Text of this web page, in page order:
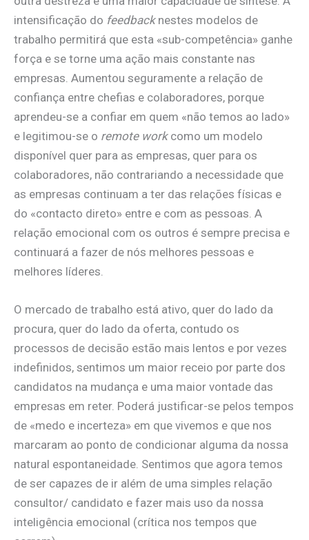
intensificação do feedbacknestes modelos de
trabalho permitirá que esta «sub-competência» ganhe
força e se torne uma ação mais constante nas
empresas. Aumentou seguramente a relação de
confiança entre chefias e colaboradores, porque
aprendeu-se a confiar em quem «não temos ao lado»
e legitimou-se o remote workcomo um modelo
disponível quer para as empresas, quer para os
colaboradores, não contrariando a necessidade que
as empresas continuam a ter das relações físicas e
do «contacto direto» entre e com as pessoas. A
relação emocional com os outros é sempre precisa e
continuará a fazer de nós melhores pessoas e
melhores líderes.
O mercado de trabalho está ativo, quer do lado da
procura, quer do lado da oferta, contudo os
processos de decisão estão mais lentos e por vezes
indefinidos, sentimos um maior receio por parte dos
candidatos na mudança e uma maior vontade das
empresas em reter. Poderá justificar-se pelos tempos
de «medo e incerteza» em que vivemos e que nos
marcaram ao ponto de condicionar alguma da nossa
natural espontaneidade. Sentimos que agora temos
de ser capazes de ir além de uma simples relação
consultor/ candidato e fazer mais uso da nossa
inteligência emocional (crítica nos tempos que